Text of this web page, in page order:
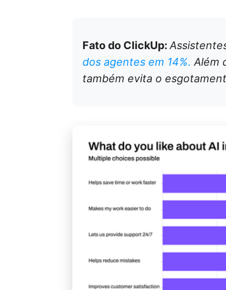
Fato do ClickUp:
dos agentes em 14%. Além
também evita o